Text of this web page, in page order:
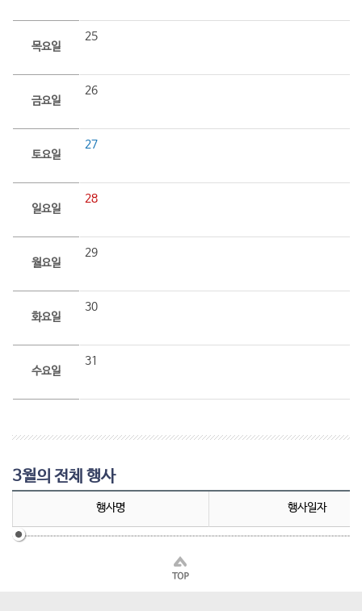
목요일
25
금요일
26
토요일
27
일요일
28
월요일
29
화요일
30
수요일
31
3월의 전체 행사
행사명 행사일자